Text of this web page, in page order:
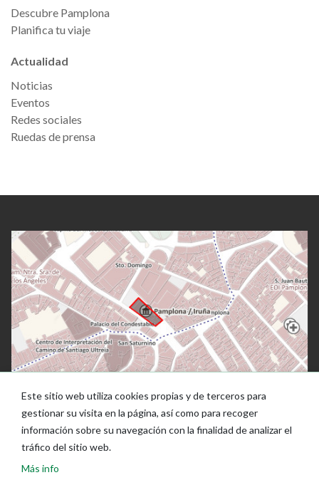
Descubre Pamplona
Planifica tu viaje
Actualidad
Noticias
Eventos
Redes sociales
Ruedas de prensa
Este sitio web utiliza cookies propias y de terceros para
gestionar su visita en la página, así como para recoger
información sobre su navegación con la finalidad de analizar el
tráfico del sitio web.
Más info